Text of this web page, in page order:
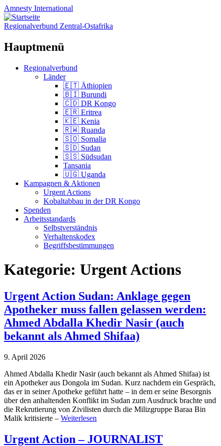
Amnesty International
Regionalverbund Zentral-Ostafrika
Hauptmenü
Zum
Regionalverbund
Länder
🇪🇹 Äthiopien
🇧🇮 Burundi
🇨🇩 DR Kongo
🇪🇷 Eritrea
🇰🇪 Kenia
🇷🇼 Ruanda
🇸🇴 Somalia
🇸🇩 Sudan
🇸🇸 Südsudan
Tansania
🇺🇬 Uganda
Kampagnen & Aktionen
Urgent Actions
Kobaltabbau in der DR Kongo
Spenden
Arbeitsstandards
Selbstverständnis
Verhaltenskodex
Begriffsbestimmungen
Kategorie: Urgent Actions
Urgent Action Sudan: Anklage gegen
Apotheker muss fallen gelassen werden:
Ahmed Abdalla Khedir Nasir (auch
bekannt als Ahmed Shifaa)
9. April 2026
Ahmed Abdalla Khedir Nasir (auch bekannt als Ahmed Shifaa) ist
ein Apotheker aus Dongola im Sudan. Kurz nachdem ein Gespräch,
das er in seiner Apotheke geführt hatte – in dem er seine Besorgnis
über den anhaltenden Konflikt im Sudan zum Ausdruck brachte und
die Rekrutierung von Zivilisten durch die Milizgruppe Baraa Bin
Malik kritisierte – Weiterlesen
Urgent Action – JOURNALIST